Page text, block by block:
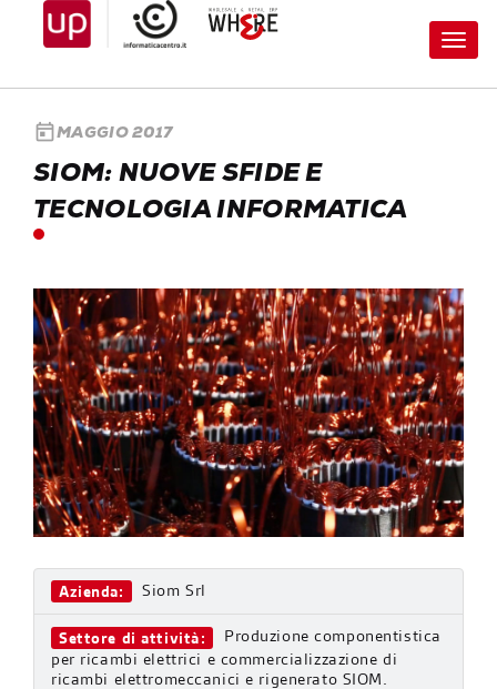
todayMAGGIO 2017
SIOM: NUOVE SFIDE E
TECNOLOGIA INFORMATICA
Azienda: Siom Srl
Settore di attività:
Produzione componentistica
per ricambi elettrici e commercializzazione di
ricambi elettromeccanici e rigenerato SIOM.